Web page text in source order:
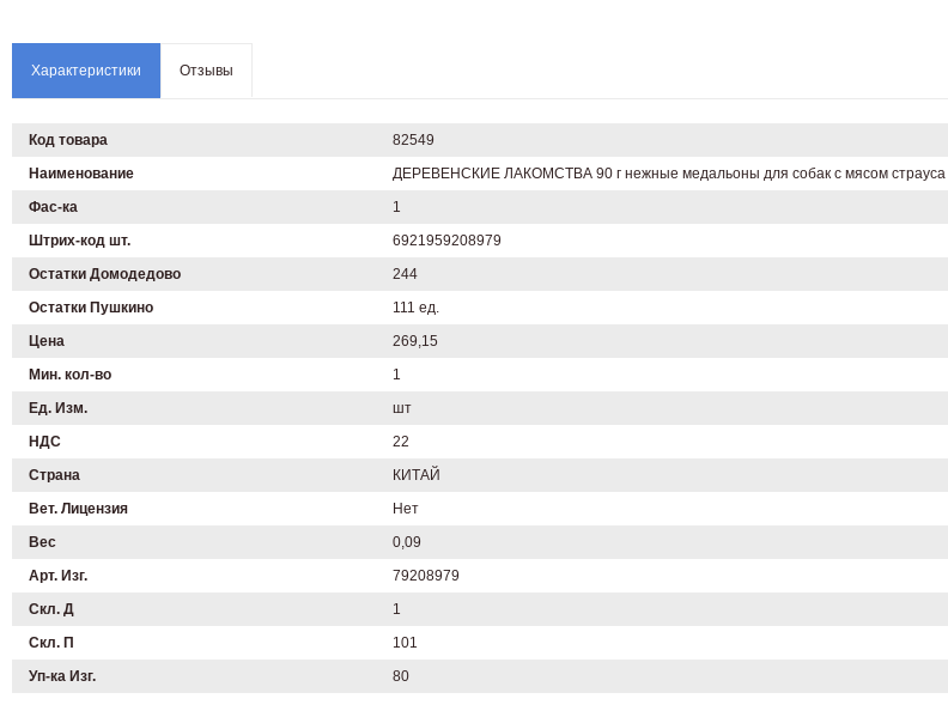
Характеристики Отзывы
Код товара
82549
Наименование
ДЕРЕВЕНСКИЕ ЛАКОМСТВА 90 г нежные медальоны для собак с мясом страуса
Фас-ка
1
Штрих-код шт.
6921959208979
Остатки Домодедово
244
Остатки Пушкино
111 ед.
Цена
269,15
Мин. кол-во
1
Ед. Изм.
шт
НДС
22
Страна
КИТАЙ
Вет. Лицензия
Нет
Вес
0,09
Арт. Изг.
79208979
Скл. Д
1
Скл. П
101
Уп-ка Изг.
80